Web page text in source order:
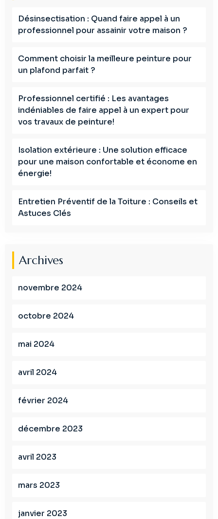
Désinsectisation : Quand faire appel à un
professionnel pour assainir votre maison ?
Comment choisir la meilleure peinture pour
un plafond parfait ?
Professionnel certifié : Les avantages
indéniables de faire appel à un expert pour
vos travaux de peinture!
Isolation extérieure : Une solution efficace
pour une maison confortable et économe en
énergie!
Entretien Préventif de la Toiture : Conseils et
Astuces Clés
Archives
novembre 2024
octobre 2024
mai 2024
avril 2024
février 2024
décembre 2023
avril 2023
mars 2023
janvier 2023